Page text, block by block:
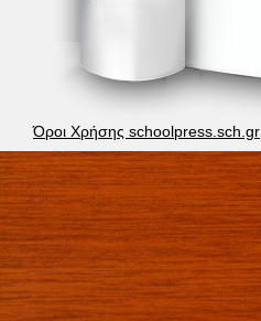
Όροι Χρήσης schoolpress.sch.gr